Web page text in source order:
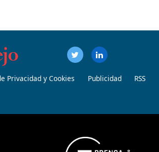
Privacidad y Cookies Publicidad RSS